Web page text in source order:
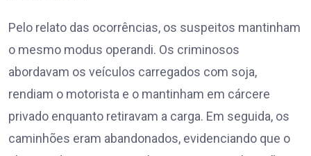
Pelo relato das ocorrências, os suspeitos mantinham
o mesmo modus operandi. Os criminosos
abordavam os veículos carregados com soja,
rendiam o motorista e o mantinham em cárcere
privado enquanto retiravam a carga. Em seguida, os
caminhões eram abandonados, evidenciando que o